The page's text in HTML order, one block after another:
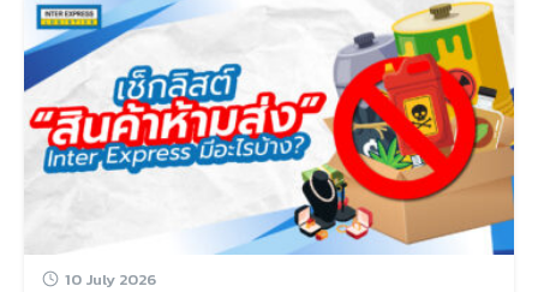
10 July 2026